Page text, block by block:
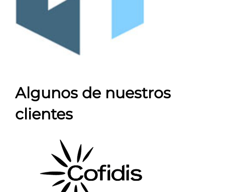
Algunos de nuestros
clientes